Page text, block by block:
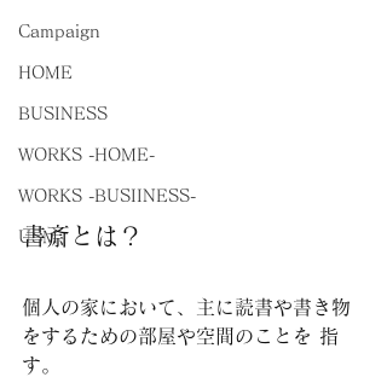
Campaign
HOME
BUSINESS
WORKS -HOME-
WORKS -BUSIINESS-
USM
書斎とは？
個人の家において、主に読書や書き物
をするための部屋や空間のことを 指
す。